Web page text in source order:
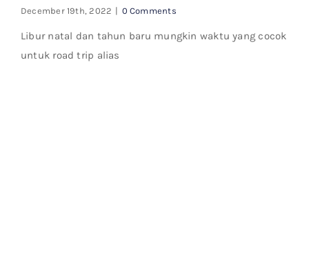
December 19th, 2022 | 0 Comments
Libur natal dan tahun baru mungkin waktu yang cocok
untuk road trip alias